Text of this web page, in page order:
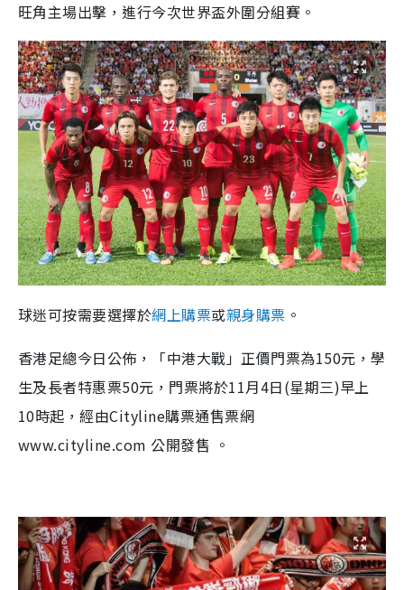
旺角主場出擊，進行今次世界盃外圍分組賽。
球迷可按需要選擇於網上購票或親身購票 。
香港足總今日公佈，「中港大戰」正價門票為150元，學
生及長者特惠票50元，門票將於11月4日(星期三)早上
10時起，經由Cityline購票通售票網
www.cityline.com 公開發售 。